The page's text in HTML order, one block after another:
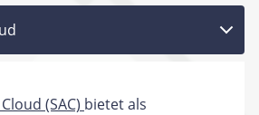
(SAC) bietet als